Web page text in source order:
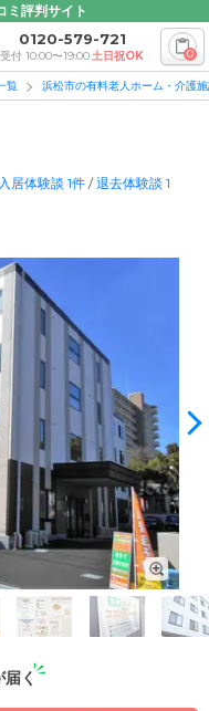
ミ評判サイト
0120-579-721
受付 10:00〜19:00土日祝OK 0
覧 浜松市の有料老人ホーム・介護
居体験談 1件 /退去体験談 1
、4階建ての建物です。
を併設しています。
届く